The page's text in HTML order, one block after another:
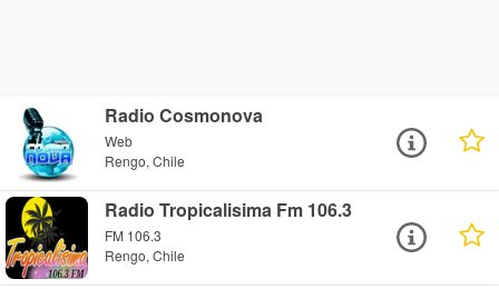
Radio Cosmonova
Web
Rengo, Chile
Radio Tropicalisima Fm 106.3
FM 106.3
Rengo, Chile